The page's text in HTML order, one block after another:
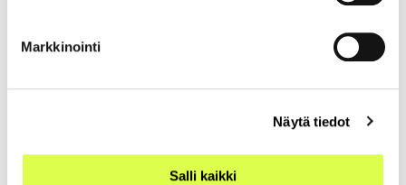
Markkinointi
Näytä tiedot
Salli kaikki
Toimeentulo taiteen kentällä